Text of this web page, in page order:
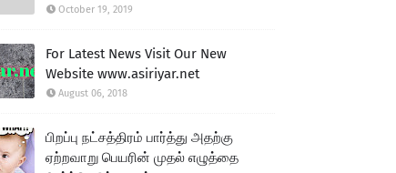
October 19, 2019
For Latest News Visit Our New
Website www.asiriyar.net
August 06, 2018
பிறப்பு நட்சத்திரம் பார்த்து அதற்கு
ஏற்றவாறு பெயரின் முதல் எழுத்தை